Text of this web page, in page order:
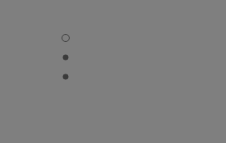
ROUGE ALLURE LIQUID
ROUGE ALLURE LIQUID
ROUGE ALLURE LIQUID